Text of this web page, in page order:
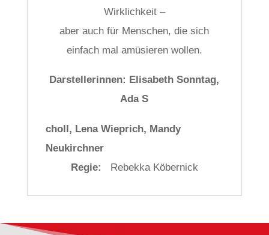
Wirklichkeit –
aber auch für Menschen, die sich
einfach mal amüsieren wollen.
Darstellerinnen: Elisabeth Sonntag,
Ada S
osteopathe-nyon-cabinet-monney
choll, Lena Wieprich, Mandy
Neukirchner
Regie:
Rebekka Köbernick